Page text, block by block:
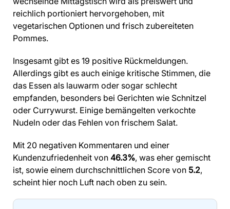
reichlich portioniert hervorgehoben, mit
vegetarischen Optionen und frisch zubereiteten
Pommes.
Insgesamt gibt es 19 positive Rückmeldungen.
Allerdings gibt es auch einige kritische Stimmen, die
das Essen als lauwarm oder sogar schlecht
empfanden, besonders bei Gerichten wie Schnitzel
oder Currywurst. Einige bemängelten verkochte
Nudeln oder das Fehlen von frischem Salat.
Mit 20 negativen Kommentaren und einer
Kundenzufriedenheit von 46.3%, was eher gemischt
ist, sowie einem durchschnittlichen Score von 5.2,
scheint hier noch Luft nach oben zu sein.